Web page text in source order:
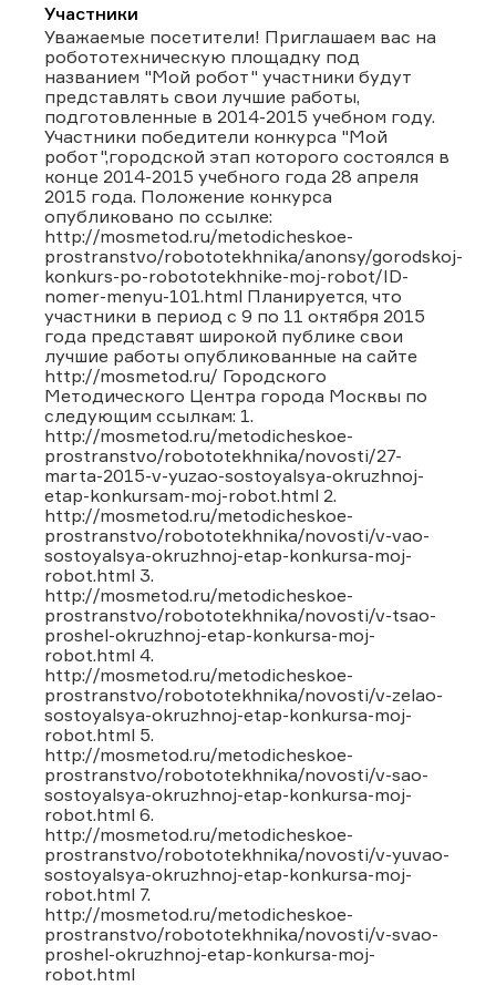
Участники
Уважаемые посетители! Приглашаем вас на
робототехническую площадку под
названием "Мой робот" участники будут
представлять свои лучшие работы,
подготовленные в 2014-2015 учебном году.
Участники победители конкурса "Мой
робот",городской этап которого состоялся в
конце 2014-2015 учебного года 28 апреля
2015 года. Положение конкурса
опубликовано по ссылке:
http://mosmetod.ru/metodicheskoe-
prostranstvo/robototekhnika/anonsy/gorodskoj-
konkurs-po-robototekhnike-moj-robot/ID-
nomer-menyu-101.html Планируется, что
участники в период с 9 по 11 октября 2015
года представят широкой публике свои
лучшие работы опубликованные на сайте
http://mosmetod.ru/ Городского
Методического Центра города Москвы по
следующим ссылкам: 1.
http://mosmetod.ru/metodicheskoe-
prostranstvo/robototekhnika/novosti/27-
marta-2015-v-yuzao-sostoyalsya-okruzhnoj-
etap-konkursam-moj-robot.html 2.
http://mosmetod.ru/metodicheskoe-
prostranstvo/robototekhnika/novosti/v-vao-
sostoyalsya-okruzhnoj-etap-konkursa-moj-
robot.html 3.
http://mosmetod.ru/metodicheskoe-
prostranstvo/robototekhnika/novosti/v-tsao-
proshel-okruzhnoj-etap-konkursa-moj-
robot.html 4.
http://mosmetod.ru/metodicheskoe-
prostranstvo/robototekhnika/novosti/v-zelao-
sostoyalsya-okruzhnoj-etap-konkursa-moj-
robot.html 5.
http://mosmetod.ru/metodicheskoe-
prostranstvo/robototekhnika/novosti/v-sao-
sostoyalsya-okruzhnoj-etap-konkursa-moj-
robot.html 6.
http://mosmetod.ru/metodicheskoe-
prostranstvo/robototekhnika/novosti/v-yuvao-
sostoyalsya-okruzhnoj-etap-konkursa-moj-
robot.html 7.
http://mosmetod.ru/metodicheskoe-
prostranstvo/robototekhnika/novosti/v-svao-
proshel-okruzhnoj-etap-konkursa-moj-
robot.html